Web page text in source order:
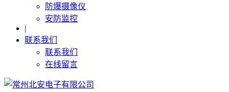
防爆摄像仪
安防监控
|
联系我们
联系我们
在线留言